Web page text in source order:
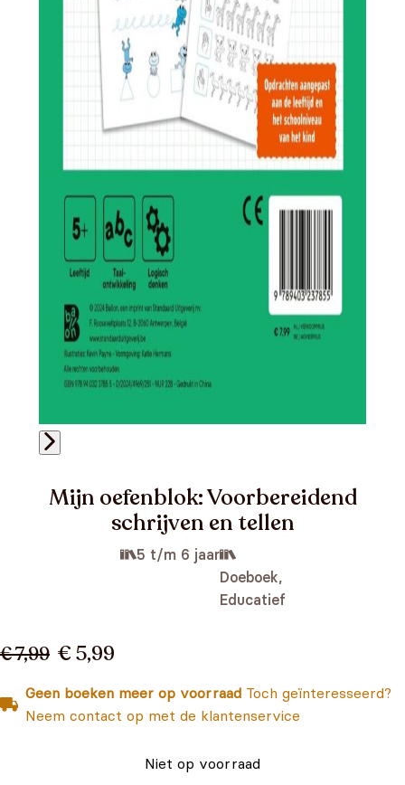
Mijn oefenblok: Voorbereidend
schrijven en tellen
5 t/m 6 jaar
Doeboek,
Educatief
€ 7,99 € 5,99
Geen boeken meer op voorraad Toch geïnteresseerd?
Neem contact op met de klantenservice
Niet op voorraad